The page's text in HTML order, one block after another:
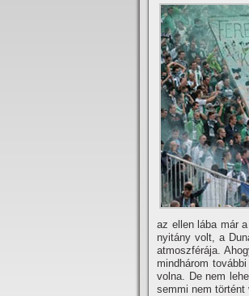
az ellen lába már
nyitány volt, a
atmoszférája.
mindhárom
volna. De nem
semmi nem